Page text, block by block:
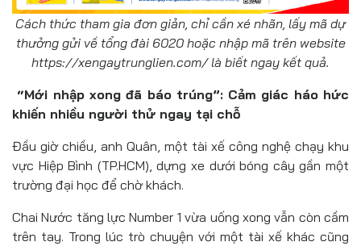
Cách thức tham gia đơn giản, chỉ cần xé nhãn, lấy mã dự
thưởng gửi về tổng đài 6020 hoặc nhập mã trên website
https://xengaytrunglien.com/ là biết ngay kết quả.
“Mới nhập xong đã báo trúng”: Cảm giác háo hức
khiến nhiều người thử ngay tại chỗ
Đầu giờ chiều, anh Quân, một tài xế công nghệ chạy khu
vực Hiệp Bình (TP.HCM), dựng xe dưới bóng cây gần một
trường đại học để chờ khách.
Chai Nước tăng lực Number 1 vừa uống xong vẫn còn cầm
trên tay. Trong lúc trò chuyện với một tài xế khác cũng